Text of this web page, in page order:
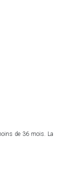
de 36 mois. La